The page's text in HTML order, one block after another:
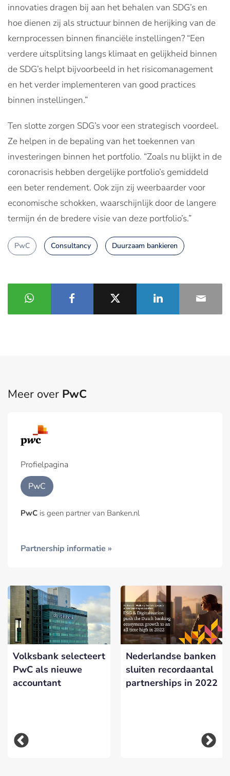
innovaties dragen bij aan het behalen van SDG’s en
hoe dienen zij als structuur binnen de herijking van de
kernprocessen binnen financiële instellingen? “Een
verdere uitsplitsing langs klimaat en gelijkheid binnen
de SDG’s helpt bijvoorbeeld in het risicomanagement
en het verder implementeren van good practices
binnen instellingen.”
Ten slotte zorgen SDG’s voor een strategisch voordeel.
Ze helpen in de bepaling van het toekennen van
investeringen binnen het portfolio. “Zoals nu blijkt in de
coronacrisis hebben dergelijke portfolio’s gemiddeld
een beter rendement. Ook zijn zij weerbaarder voor
economische schokken, waarschijnlijk door de langere
termijn én de bredere visie van deze portfolio’s.”
PwC Consultancy Duurzaam bankieren
Meer over PwC
Profielpagina
PwC
PwC is geen partner van Banken.nl
Partnership informatie »
Volksbank selecteert
PwC als nieuwe
accountant
Nederlandse banken
sluiten recordaantal
partnerships in 2022